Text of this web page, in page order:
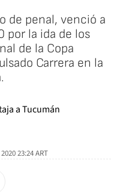
de penal, venció a
por la ida de los
de la Copa
Carrera en la
23:24ART